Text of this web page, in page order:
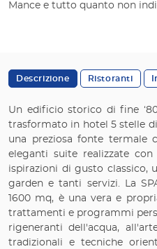
Mance e tutto quanto non
Descrizione Ristoranti
Un edificio storico di fine
trasformato in hotel 5 stelle
una preziosa fonte termale
eleganti suite realizzate
ispirazioni di gusto classico,
garden e tanti servizi. La
1600 mq, è una vera e
trattamenti e programmi
rigeneranti dell'acqua,
tradizionali e tecniche